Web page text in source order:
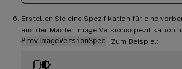
Erstellen Sie eine Spezifikation für eine
aus der Master-Image-Versionsspezifikation
ProvImageVersionSpec
. Zum Beispiel: